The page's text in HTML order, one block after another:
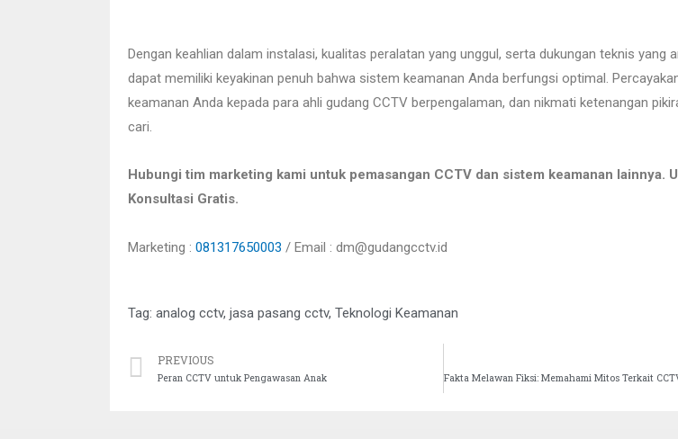
Dengan keahlian dalam instalasi, kualitas peralatan yang unggul, serta dukungan teknis yang
dapat memiliki keyakinan penuh bahwa sistem keamanan Anda berfungsi optimal.
keamanan Anda kepada para ahli gudang CCTV berpengalaman, dan nikmati ketenangan
cari.
Hubungi tim marketing kami untuk pemasangan CCTV dan sistem keamanan lainnya.
Konsultasi Gratis.
Marketing : 081317650003 / Email : dm@gudangcctv.id
Tag: analog cctv, jasa pasang cctv, Teknologi Keamanan
PREVIOUS
Peran CCTV untuk Pengawasan Anak